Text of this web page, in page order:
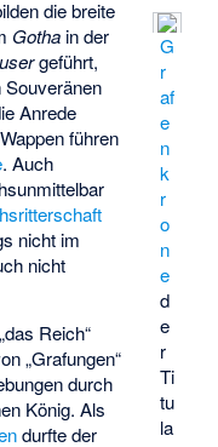
G
r
af
e
n
k
r
o
n
e
d
e
r
Ti
tu
la
die breite
Gothain der
geführt,
Anrede
führen
. Auch
nicht im
nicht
Reich“
„Grafungen“
durch
König. Als
durfte der